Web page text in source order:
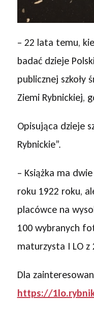
– 22 lata temu,
badać dzieje
publicznej szkoły
Ziemi Rybnickiej,
Opisująca dzieje
Rybnickie”.
– Książka ma
roku 1922 roku,
placówce na
100 wybranych
maturzysta I LO z
Dla
https://